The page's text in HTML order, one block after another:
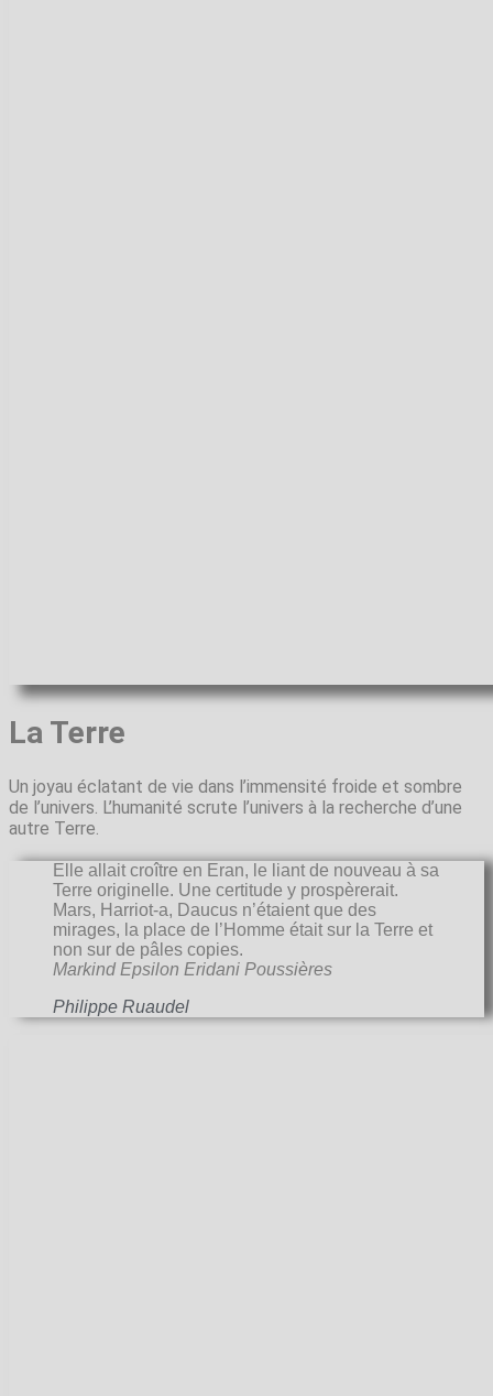
La Terre
Un joyau éclatant de vie dans l’immensité froide et sombre
de l’univers. L’humanité scrute l’univers à la recherche d’une
autre Terre.
Elle allait croître en Eran, le liant de nouveau à sa
Terre originelle. Une certitude y prospèrerait.
Mars, Harriot-a, Daucus n’étaient que des
mirages, la place de l’Homme était sur la Terre et
non sur de pâles copies.
Markind Epsilon Eridani Poussières
Philippe Ruaudel